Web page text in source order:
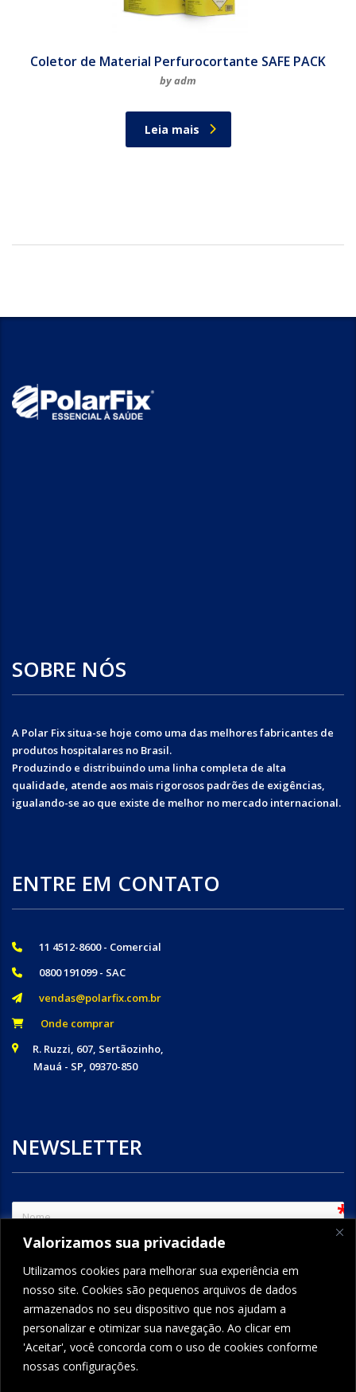
Valorizamos sua privacidade
Utilizamos cookies para melhorar sua experiência em
nosso site. Cookies são pequenos arquivos de dados
armazenados no seu dispositivo que nos ajudam a
personalizar e otimizar sua navegação. Ao clicar em
'Aceitar', você concorda com o uso de cookies conforme
nossas configurações.
Coletor de Material Perfurocortante SAFE PACK
by adm
Leia mais
SOBRE NÓS
A Polar Fix situa-se hoje como uma das melhores fabricantes de
produtos hospitalares no Brasil.
Produzindo e distribuindo uma linha completa de alta
qualidade, atende aos mais rigorosos padrões de exigências,
igualando-se ao que existe de melhor no mercado internacional.
ENTRE EM CONTATO
11 4512-8600 - Comercial
0800 191099 - SAC
vendas@polarfix.com.br
Onde comprar
R. Ruzzi, 607, Sertãozinho,
Mauá - SP, 09370-850
NEWSLETTER
FORMCRAFT - WORDPRESS FORM BUILDER